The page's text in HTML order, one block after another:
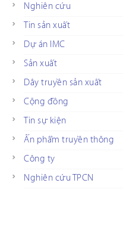
Nghiên cứu
Tin sản xuất
Dự án IMC
Sản xuất
Dây truyền sản xuất
Cộng đồng
Tin sự kiện
Ấn phẩm truyền thông
Công ty
Nghiên cứu TPCN